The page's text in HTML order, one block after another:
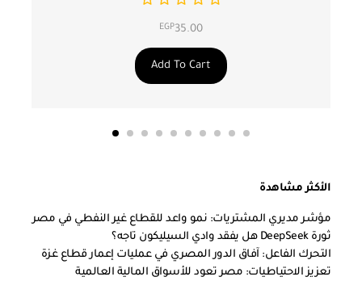
EGP35.00
Add To Cart
الأكثر مشاهدة
مؤشر مديري المشتريات: نمو واعد للقطاع غير النفطي في مصر
ثورة DeepSeek هل يفقد وادي السيليكون تاجه؟
التحرك الفاعل: آفاق الدور المصري في عمليات إعمار قطاع غزة
تعزيز الاحتياطيات: مصر تعود للأسواق المالية العالمية